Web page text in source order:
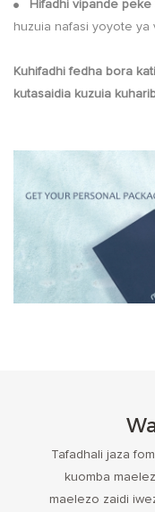
● Hifadhi vipande peke
huzuia nafasi yoyote ya
Kuhifadhi fedha bora
kutasaidia kuzuia
Tafadhali jaza
kuomba
maelezo zaidi